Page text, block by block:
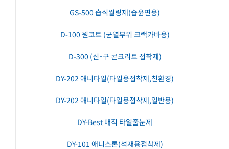
GS-500 습식씰링제(습윤면용)
D-100 원코트 (균열부위 크랙카바용)
D-300 (신˙구 콘크리트 접착제)
DY-202 애니타일(타일용접착제,친환경)
DY-202 애니타일(타일용접착제,일반용)
DY-Best 매직 타일줄눈제
DY-101 애니스톤(석재용접착제)